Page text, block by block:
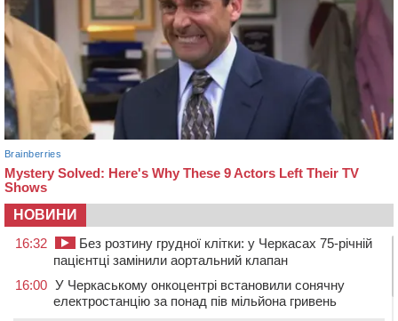
НОВИНИ
16:32
Без розтину грудної клітки: у Черкасах 75-річній
пацієнтці замінили аортальний клапан
16:00 У Черкаському онкоцентрі встановили сонячну
електростанцію за понад пів мільйона гривень